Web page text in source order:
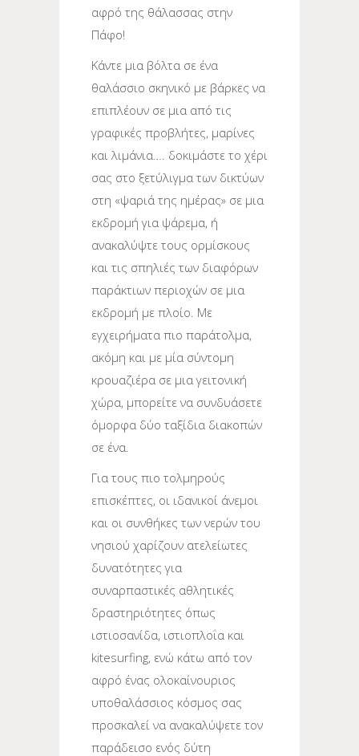
αφρό της θάλασσας στην
Πάφο!
Κάντε μια βόλτα σε ένα
θαλάσσιο σκηνικό με βάρκες να
επιπλέουν σε μια από τις
γραφικές προβλήτες, μαρίνες
και λιμάνια…. δοκιμάστε το χέρι
σας στο ξετύλιγμα των δικτύων
στη «ψαριά της ημέρας» σε μια
εκδρομή για ψάρεμα, ή
ανακαλύψτε τους ορμίσκους
και τις σπηλιές των διαφόρων
παράκτιων περιοχών σε μια
εκδρομή με πλοίο. Με
εγχειρήματα πιο παράτολμα,
ακόμη και με μία σύντομη
κρουαζιέρα σε μια γειτονική
χώρα, μπορείτε να συνδυάσετε
όμορφα δύο ταξίδια διακοπών
σε ένα.
Για τους πιο τολμηρούς
επισκέπτες, οι ιδανικοί άνεμοι
και οι συνθήκες των νερών του
νησιού χαρίζουν ατελείωτες
δυνατότητες για
συναρπαστικές αθλητικές
δραστηριότητες όπως
ιστιοσανίδα, ιστιοπλοΐα και
kitesurfing, ενώ κάτω από τον
αφρό ένας ολοκαίνουριος
υποθαλάσσιος κόσμος σας
προσκαλεί να ανακαλύψετε τον
παράδεισο ενός δύτη